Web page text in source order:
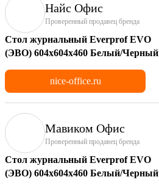
Найс Офис
Проверенный продавец бренда
Стол журнальный Everprof EVO
(ЭВО) 604х604х460 Белый/Черный
nice-office.ru
Мавиком Офис
Проверенный продавец бренда
Стол журнальный Everprof EVO
(ЭВО) 604х604х460 Белый/Черный